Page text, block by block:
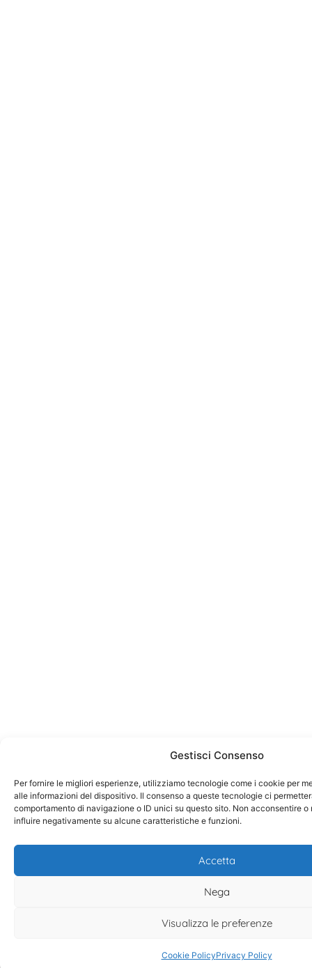
Gestisci Consenso
Per fornire le migliori esperienze, utilizziamo tecnologie come i cookie per
alle informazioni del dispositivo. Il consenso a queste tecnologie ci
comportamento di navigazione o ID unici su questo sito. Non acconsentire o
influire negativamente su alcune caratteristiche e funzioni.
Accetta
Nega
Visualizza le preferenze
Cookie PolicyPrivacy Policy